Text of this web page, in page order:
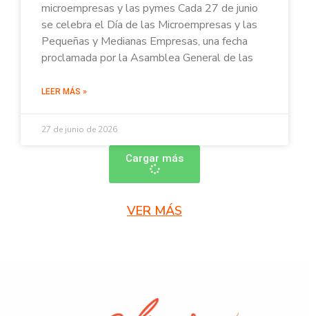
microempresas y las pymes Cada 27 de junio
se celebra el Día de las Microempresas y las
Pequeñas y Medianas Empresas, una fecha
proclamada por la Asamblea General de las
LEER MÁS »
27 de junio de 2026
Cargar más
VER MÁS